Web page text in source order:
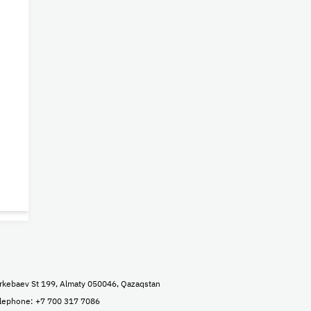
St 199, Almaty 050046, Qazaqstan
+7 700 317 7086